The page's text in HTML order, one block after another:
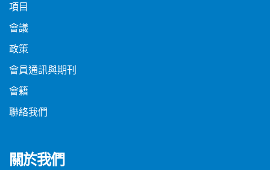
項目
會議
政策
會員通訊與期刊
會籍
聯絡我們
關於我們